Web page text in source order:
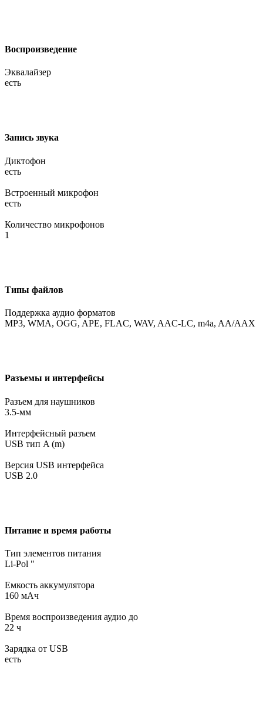
Воспроизведение
Эквалайзер
есть
Запись звука
Диктофон
есть
Встроенный микрофон
есть
Количество микрофонов
1
Типы файлов
Поддержка аудио форматов
MP3, WMA, OGG, APE, FLAC, WAV, AAC-LC, m4a, AA/AAX
Разъемы и интерфейсы
Разъем для наушников
3.5-мм
Интерфейсный разъем
USB тип A (m)
Версия USB интерфейса
USB 2.0
Питание и время работы
Тип элементов питания
Li-Pol "
Емкость аккумулятора
160 мAч
Время воспроизведения аудио до
22 ч
Зарядка от USB
есть